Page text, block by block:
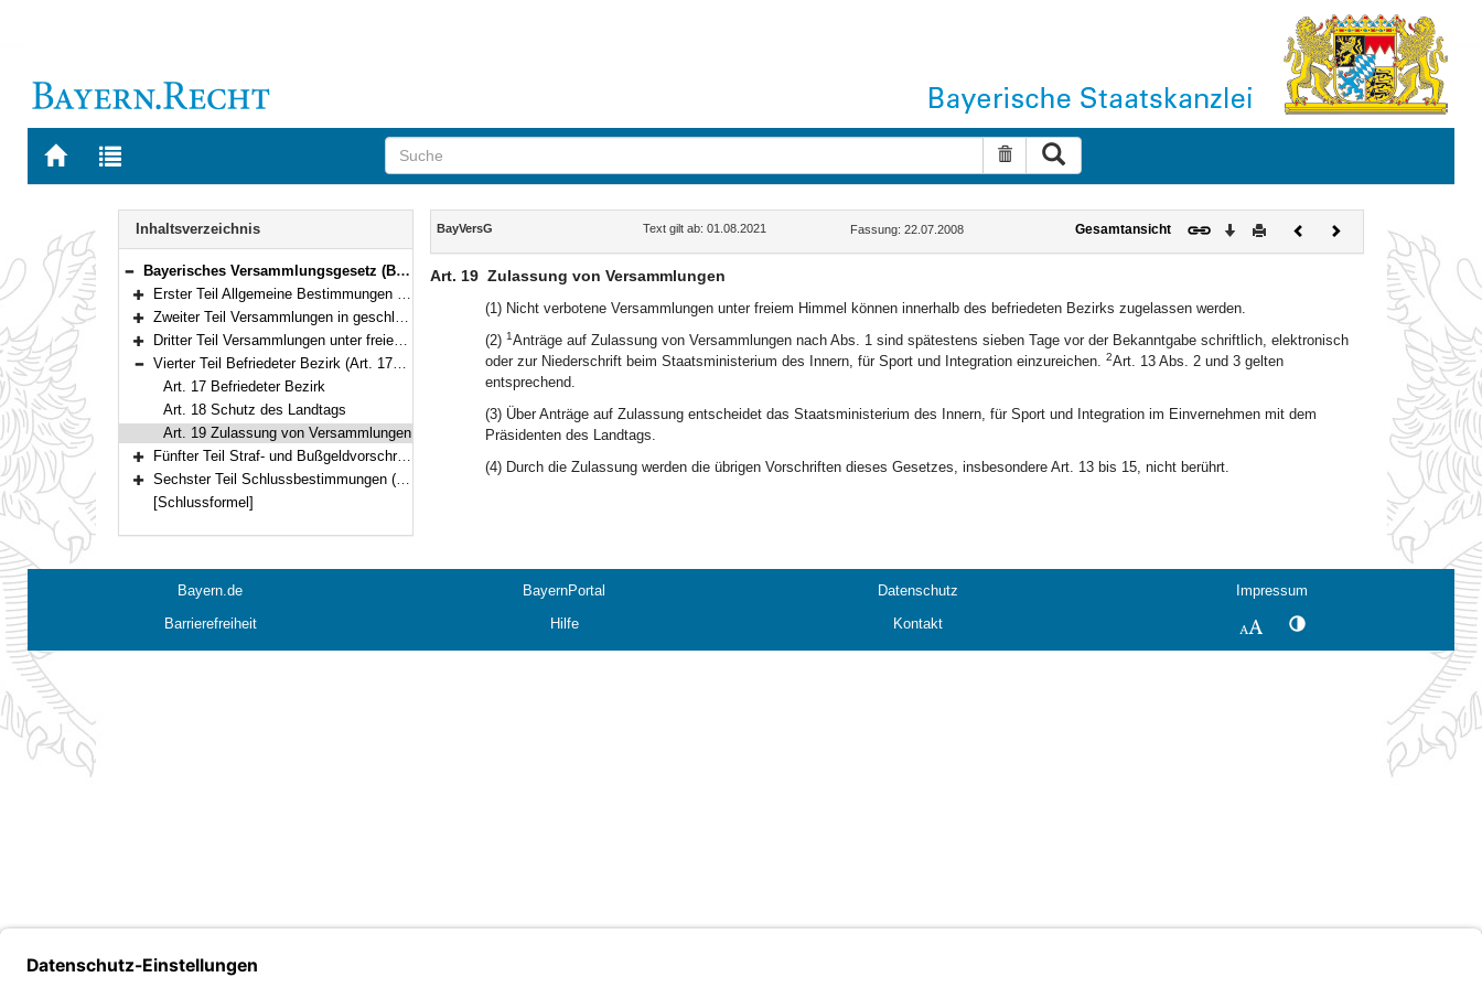
Zur
BAYERN.RECHT
Zur
letzten
Suche zurücksetzen
Navigation
Inhaltsverzeichnis
Bereich reduzieren
Bayerisches Versammlungsgesetz (BayVersG) Vom 22. Juli 2008 (GVBl S. 421) BayRS 2180-4-I (Art. 1–28)
Bereich erweitern
Erster Teil Allgemeine Bestimmungen (Art. 1–9)
Bereich erweitern
Zweiter Teil Versammlungen in geschlossenen Räumen (Art. 10–12)
Bereich erweitern
Dritter Teil Versammlungen unter freiem Himmel (Art. 13–16)
Bereich reduzieren
Vierter Teil Befriedeter Bezirk (Art. 17–19)
Art. 17 Befriedeter Bezirk
Art. 18 Schutz des Landtags
Art. 19 Zulassung von Versammlungen
Bereich erweitern
Fünfter Teil Straf- und Bußgeldvorschriften (Art. 20–22)
Bereich erweitern
Sechster Teil Schlussbestimmungen (Art. 23–28)
[Schlussformel]
Inhalt
BayVersG Text gilt ab: 01.08.2021 Fassung: 22.07.2008 Gesamtansicht Download
DruckenVorherigesNächstes
Dokument
Art. 19 Zulassung von Versammlungen
(1) Nicht verbotene Versammlungen unter freiem Himmel können innerhalb des befriedeten Bezirks zugelassen werden.
(2) 1Anträge auf Zulassung von Versammlungen nach Abs. 1 sind spätestens sieben Tage vor der Bekanntgabe schriftlich, elektronisch
oder zur Niederschrift beim Staatsministerium des Innern, für Sport und Integration einzureichen. 2Art. 13 Abs. 2 und 3 gelten
entsprechend.
(3) Über Anträge auf Zulassung entscheidet das Staatsministerium des Innern, für Sport und Integration im Einvernehmen mit dem
Präsidenten des Landtags.
(4) Durch die Zulassung werden die übrigen Vorschriften dieses Gesetzes, insbesondere Art. 13 bis 15, nicht berührt.
Bayern.de BayernPortal Datenschutz
Impressum
Barrierefreiheit
Hilfe Kontakt SchriftgrößeKontrastwechsel